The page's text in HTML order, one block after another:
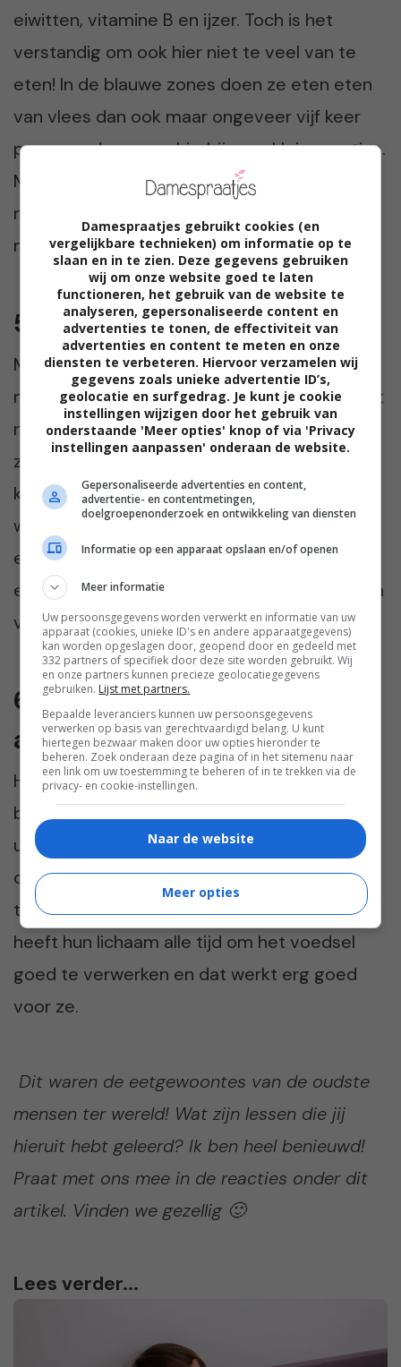
eiwitten, vitamine B en ijzer. Toch is het
verstandig om ook hier niet te veel van te
eten! In de blauwe zones doen ze eten eten
van vlees dan ook maar ongeveer vijf keer
per maand en gaan hierbij voor kleine porties.
Met een beetje vlees is helemaal niks mis,
maar om oud te worden kan je dit het beste
met mate eten.
5. Water, wijn en koffie
Met vriendinnen grap ik vaak dat we alleen
maar water, wijn en koffie drinken. En laten dit
nou nét de favoriete drankjes in de blauwe
zones zijn. Bij het ontbijt drinken ze graag
koffie, gedurende de dag kiezen ze voor
water en ’s avonds drinken ze bij de maaltijd
een glas wijn. Niet verkeerd toch? Frisdrank
en sapjes laten ze links liggen, deze bevatten
veel suiker.
6. Goed ontbijt en sobere
avondmaaltijd
Het ontbijt overslaan? Dat doen ze in de
blauwe zones niet! Hier ontbijten ze
uitgebreid, eten een goede lunch en sluiten
de dag af met een licht diner. Snacken
tussendoor en na het diner doen ze niet. Zo
heeft hun lichaam alle tijd om het voedsel
goed te verwerken en dat werkt erg goed
voor ze.
Dit waren de eetgewoontes van de oudste
mensen ter wereld! Wat zijn lessen die jij
hieruit hebt geleerd? Ik ben heel benieuwd!
Praat met ons mee in de reacties onder dit
artikel. Vinden we gezellig 🙂
Lees verder...
Damespraatjes gebruikt cookies (en
vergelijkbare technieken) om informatie op te
slaan en in te zien. Deze gegevens gebruiken
wij om onze website goed te laten
functioneren, het gebruik van de website te
analyseren, gepersonaliseerde content en
advertenties te tonen, de effectiviteit van
advertenties en content te meten en onze
diensten te verbeteren. Hiervoor verzamelen wij
gegevens zoals unieke advertentie ID’s,
geolocatie en surfgedrag. Je kunt je cookie
instellingen wijzigen door het gebruik van
onderstaande 'Meer opties' knop of via 'Privacy
instellingen aanpassen' onderaan de website.
Gepersonaliseerde advertenties en content,
advertentie- en contentmetingen,
doelgroepenonderzoek en ontwikkeling van diensten
Informatie op een apparaat opslaan en/of openen
Meer informatie
Uw persoonsgegevens worden verwerkt en informatie van uw
apparaat (cookies, unieke ID's en andere apparaatgegevens)
kan worden opgeslagen door, geopend door en gedeeld met
332 partners of specifiek door deze site worden gebruikt. Wij
en onze partners kunnen precieze geolocatiegegevens
gebruiken. Lijst met partners.
Bepaalde leveranciers kunnen uw persoonsgegevens
verwerken op basis van gerechtvaardigd belang. U kunt
hiertegen bezwaar maken door uw opties hieronder te
beheren. Zoek onderaan deze pagina of in het sitemenu naar
een link om uw toestemming te beheren of in te trekken via de
privacy- en cookie-instellingen.
Naar de website
Meer opties